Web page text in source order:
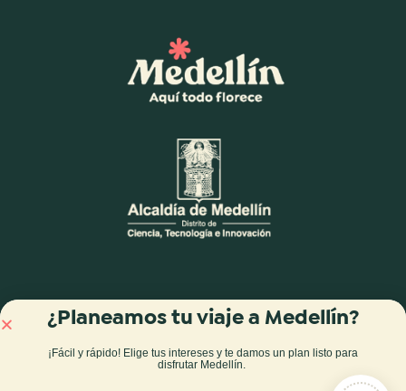
¿Planeamos tu viaje a Medellín?
¡Fácil y rápido! Elige tus intereses y te damos un plan listo para
disfrutar Medellín.